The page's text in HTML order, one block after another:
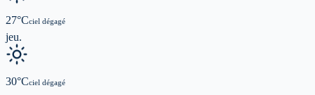
27°Cciel dégagé
jeu.
30°Cciel dégagé